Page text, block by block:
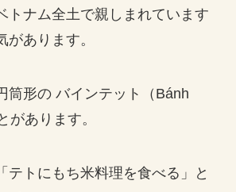
トナム全土で親しまれています
があります。
筒形の バインテット（Bánh
があります。
テトにもち米料理を食べる」と